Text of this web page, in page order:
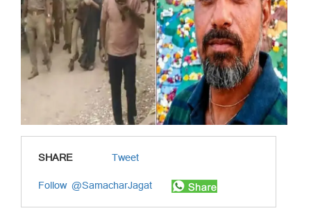
SHARE
Tweet
Follow @SamacharJagat